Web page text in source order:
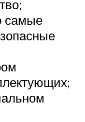
самые